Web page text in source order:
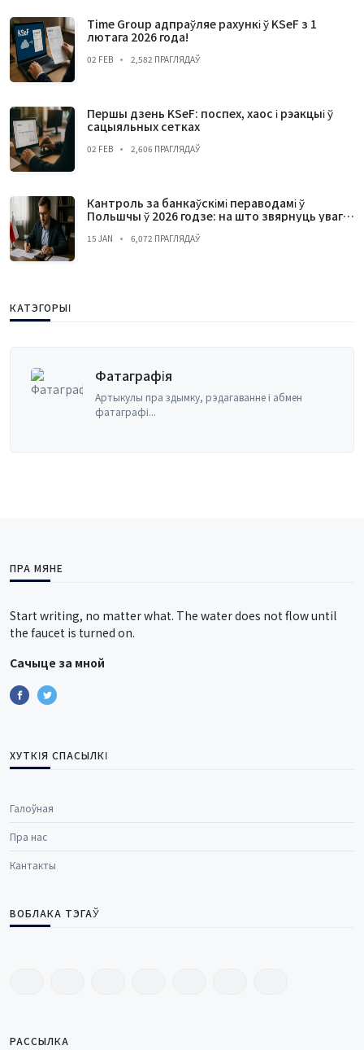
Time Group адпраўляе рахункі ў KSeF з 1
лютага 2026 года!
02 FEB 2,582 ПРАГЛЯДАЎ
Першы дзень KSeF: поспех, хаос і рэакцыі ў
сацыяльных сетках
02 FEB 2,606 ПРАГЛЯДАЎ
Кантроль за банкаўскімі пераводамі ў
Польшчы ў 2026 годзе: на што звярнуць увагу і
15 JAN 6,072 ПРАГЛЯДАЎ
КАТЭГОРЫІ
Бухгалтэрыя
Прынцыпы бухгалтарскага ўліку, фінансавы
менеджмен...
ПРА МЯНЕ
Start writing, no matter what. The water does not flow until
the faucet is turned on.
Сачыце за мной
ХУТКІЯ СПАСЫЛКІ
Галоўная
Пра нас
Кантакты
ВОБЛАКА ТЭГАЎ
РАССЫЛКА